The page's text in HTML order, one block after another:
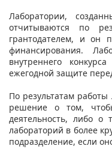
Лаборатории,
отчитываются по
грантодателем, и он
финансирования.
внутреннего
ежегодной защите
По результатам
решение о том,
деятельность, либо о
лабораторий в более
подразделение, если